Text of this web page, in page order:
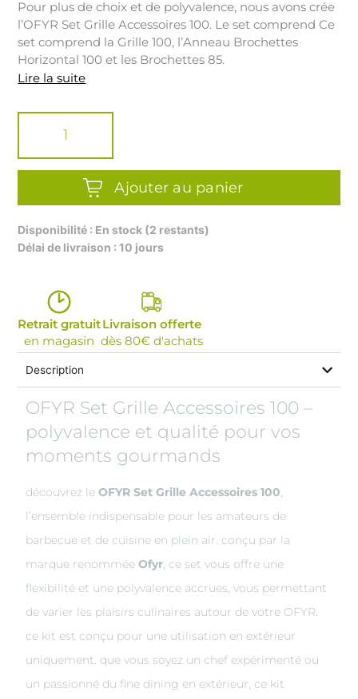
Pour plus de choix et de polyvalence, nous avons crée
l’OFYR Set Grille Accessoires 100. Le set comprend Ce
set comprend la Grille 100, l’Anneau Brochettes
Horizontal 100 et les Brochettes 85.
Lire la suite
de
ACCESSOIRES
Ajouter au panier
Disponibilité : En stock (2 restants)
Délai de livraison : 10 jours
Retrait gratuit
en magasin
Livraison offerte
dès 80€ d'achats
Description
OFYR Set Grille Accessoires 100 –
polyvalence et qualité pour vos
moments gourmands
découvrez leOFYR Set Grille Accessoires 100,
l’ensemble indispensable pour les amateurs de
barbecue et de cuisine en plein air. conçu par la
marque renomméeOfyr, ce set vous offre une
flexibilité et une polyvalence accrues, vous permettant
de varier les plaisirs culinaires autour de votre OFYR.
ce kit est conçu pour une utilisation en extérieur
uniquement. que vous soyez un chef expérimenté ou
un passionné du fine dining en extérieur, ce kit